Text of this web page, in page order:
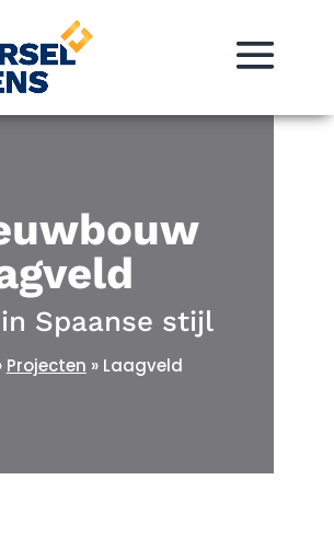
Spaanse stijl
Projecten » Laagveld